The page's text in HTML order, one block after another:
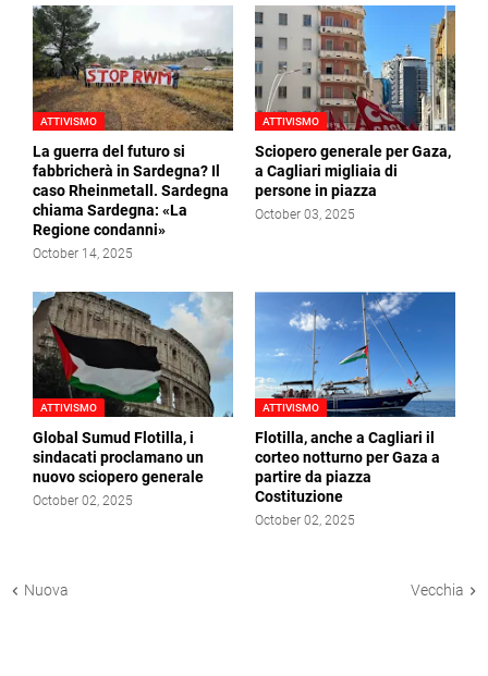
ATTIVISMO
La guerra del futuro si
fabbricherà in Sardegna? Il
caso Rheinmetall. Sardegna
chiama Sardegna: «La
Regione condanni»
October 14, 2025
ATTIVISMO
Sciopero generale per Gaza,
a Cagliari migliaia di
persone in piazza
October 03, 2025
ATTIVISMO
Global Sumud Flotilla, i
sindacati proclamano un
nuovo sciopero generale
October 02, 2025
ATTIVISMO
Flotilla, anche a Cagliari il
corteo notturno per Gaza a
partire da piazza
Costituzione
October 02, 2025
Nuova Vecchia